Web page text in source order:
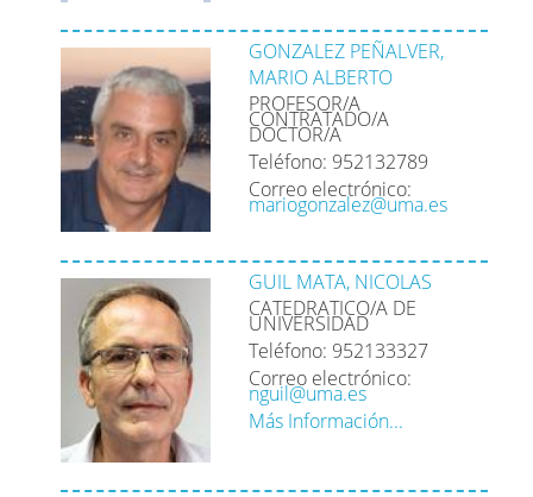
GONZALEZ PEÑALVER,
MARIO ALBERTO
PROFESOR/A
CONTRATADO/A
DOCTOR/A
Teléfono: 952132789
Correo electrónico:
mariogonzalez@uma.es
GUIL MATA, NICOLAS
CATEDRATICO/A DE
UNIVERSIDAD
Teléfono: 952133327
Correo electrónico:
nguil@uma.es
Más Información...